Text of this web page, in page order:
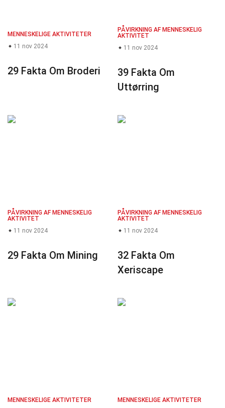
MENNESKELIGE AKTIVITETER
11 nov 2024
29 Fakta Om Broderi
PÅVIRKNING AF MENNESKELIG
AKTIVITET
11 nov 2024
39 Fakta Om
Uttørring
PÅVIRKNING AF MENNESKELIG
AKTIVITET
11 nov 2024
29 Fakta Om Mining
PÅVIRKNING AF MENNESKELIG
AKTIVITET
11 nov 2024
32 Fakta Om
Xeriscape
MENNESKELIGE AKTIVITETER
MENNESKELIGE AKTIVITETER